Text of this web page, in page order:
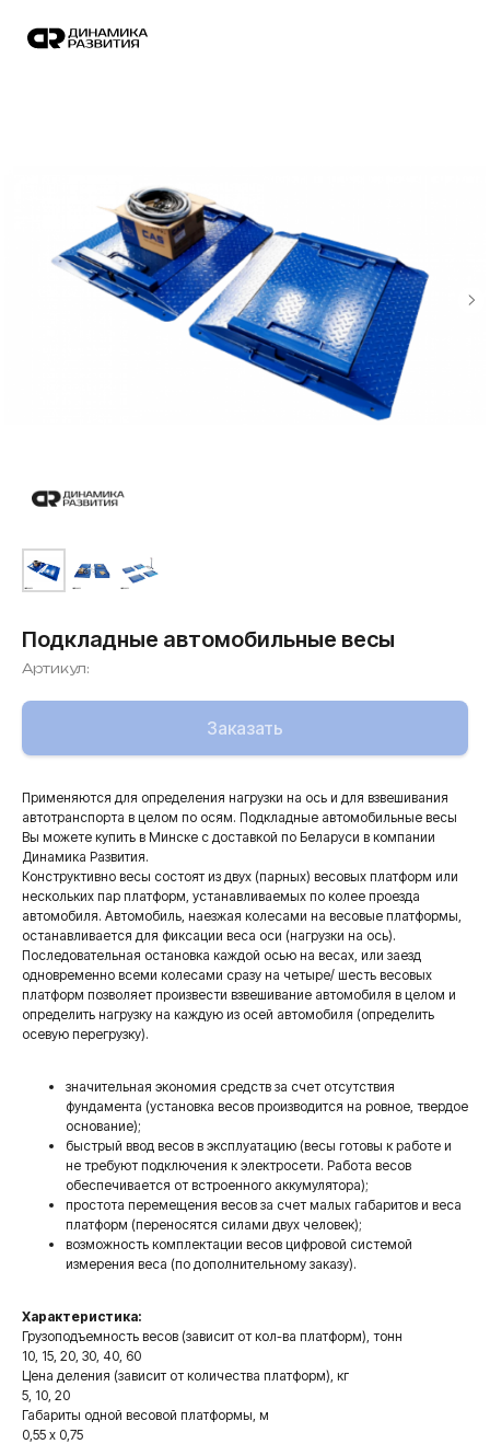
Подкладные автомобильные весы
Артикул:
Заказать
Применяются для определения нагрузки на ось и для взвешивания
автотранспорта в целом по осям. Подкладные автомобильные весы
Вы можете купить в Минске с доставкой по Беларуси в компании
Динамика Развития.
Конструктивно весы состоят из двух (парных) весовых платформ или
нескольких пар платформ, устанавливаемых по колее проезда
автомобиля. Автомобиль, наезжая колесами на весовые платформы,
останавливается для фиксации веса оси (нагрузки на ось).
Последовательная остановка каждой осью на весах, или заезд
одновременно всеми колесами сразу на четыре/ шесть весовых
платформ позволяет произвести взвешивание автомобиля в целом и
определить нагрузку на каждую из осей автомобиля (определить
осевую перегрузку).
значительная экономия средств за счет отсутствия
фундамента (установка весов производится на ровное, твердое
основание);
быстрый ввод весов в эксплуатацию (весы готовы к работе и
не требуют подключения к электросети. Работа весов
обеспечивается от встроенного аккумулятора);
простота перемещения весов за счет малых габаритов и веса
платформ (переносятся силами двух человек);
возможность комплектации весов цифровой системой
измерения веса (по дополнительному заказу).
Характеристика:
Грузоподъемность весов (зависит от кол-ва платформ), тонн
10, 15, 20, 30, 40, 60
Цена деления (зависит от количества платформ), кг
5, 10, 20
Габариты одной весовой платформы, м
0,55 х 0,75